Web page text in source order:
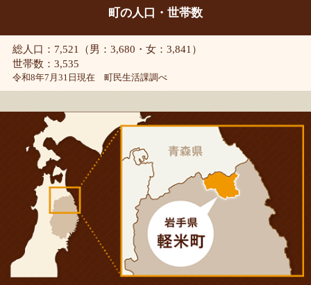
町の人口・世帯数
総人口：7,521（男：3,680・女：3,841）
世帯数：3,535
令和8年7月31日現在 町民生活課調べ